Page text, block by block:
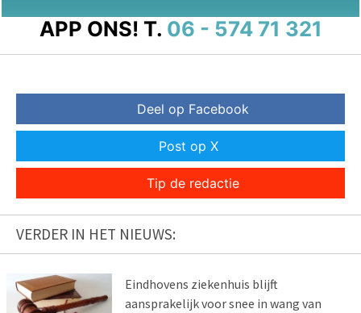
APP ONS! T. 06 - 574 71 321
Deel op Facebook
Post op X
Tip de redactie
VERDER IN HET NIEUWS:
Eindhovens ziekenhuis blijft
aansprakelijk voor snee in wang van